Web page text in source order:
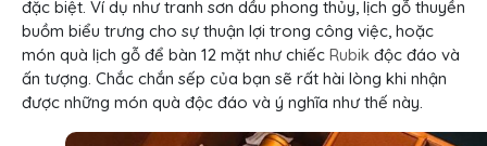
đặc biệt. Ví dụ như tranh sơn dầu phong thủy, lịch gỗ thuyền
buồm biểu trưng cho sự thuận lợi trong công việc, hoặc
món quà lịch gỗ để bàn 12 mặt như chiếc Rubik độc đáo và
ấn tượng. Chắc chắn sếp của bạn sẽ rất hài lòng khi nhận
được những món quà độc đáo và ý nghĩa như thế này.